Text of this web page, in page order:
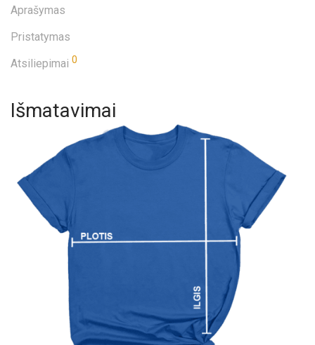
Aprašymas
Pristatymas
Atsiliepimai 0
Išmatavimai